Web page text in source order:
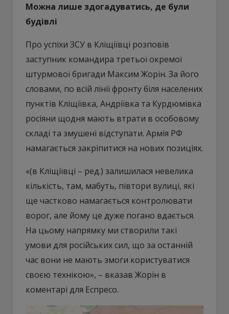
Можна лише здогадуватись, де були
будівлі
Про успіхи ЗСУ в Кліщіївці розповів
заступник командира третьої окремої
штурмової бригади Максим Жорін. За його
словами, по всій лінії фронту біля населених
пунктів Кліщіївка, Андріївка та Курдюмівка
росіяни щодня мають втрати в особовому
складі та змушені відступати. Армія РФ
намагається закріпитися на нових позиціях.
«(в Кліщіївці – ред.) залишилася невелика
кількість, там, мабуть, півтори вулиці, які
ще частково намагається контролювати
ворог, але йому це дуже погано вдається.
На цьому напрямку ми створили такі
умови для російських сил, що за останній
час вони не мають змоги користуватися
своєю технікою», – вказав Жорін в
коментарі для Еспресо.